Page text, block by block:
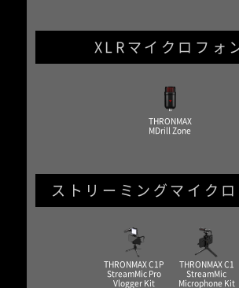
XLRマイクロフォ
THRONMAX
MDrill Zone
ストリーミングマイクロ
THRONMAX C1P
StreamMic Pro
Vlogger Kit
THRONMAX C1
StreamMic
Microphone Kit